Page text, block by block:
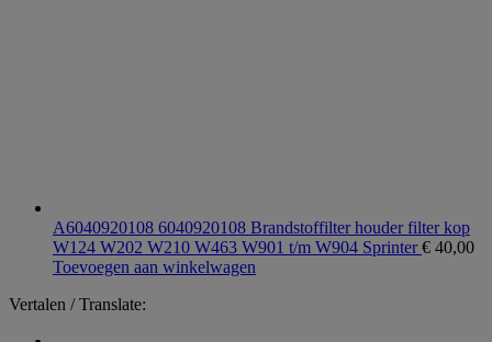
A6040920108 6040920108 Brandstoffilter houder filter kop
W124 W202 W210 W463 W901 t/m W904 Sprinter€ 40,00
Toevoegen aan winkelwagen
Vertalen / Translate: